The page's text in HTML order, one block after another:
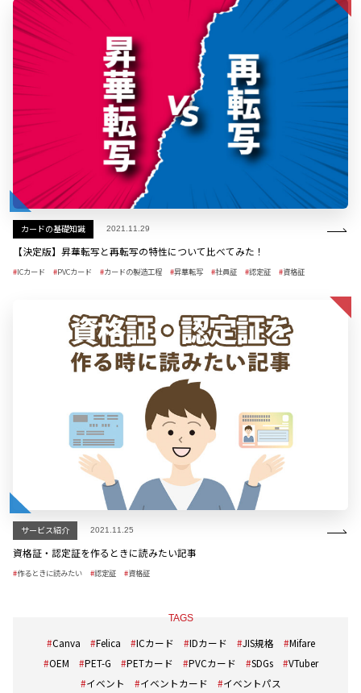
カードの基礎知識 2021.11.29
【決定版】昇華転写と再転写の特性について比べてみた！
ICカード PVCカード カードの製造工程 昇華転写 社員証 認定証 資格証
サービス紹介 2021.11.25
資格証・認定証を作るときに読みたい記事
作るときに読みたい 認定証 資格証
TAGS
Canva Felica ICカード IDカード JIS規格
Mifare
OEM
PET-G PETカード PVCカード SDGs
VTuber
イベント
イベントカード
イベントパス